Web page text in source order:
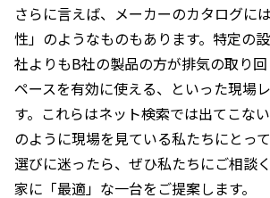
さらに言えば、メーカーのカタログに
性」のようなものもあります。特定の
社よりもB社の製品の方が排気の取り
ペースを有効に使える、といった現場
す。これらはネット検索では出てこな
のように現場を見ている私たちにとっ
選びに迷ったら、ぜひ私たちにご相談
家に「最適」な一台をご提案します。